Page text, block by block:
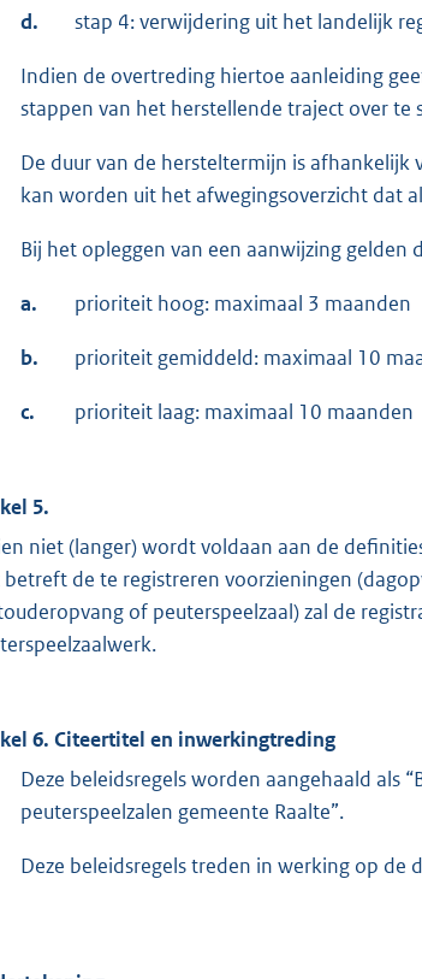
d. stap 4: verwijdering uit het landelijk
Indien de overtreding hiertoe aanleiding
stappen van het herstellende traject over te
De duur van de hersteltermijn is
kan worden uit het afwegingsoverzicht dat
Bij het opleggen van een aanwijzing gelden
a. prioriteit hoog: maximaal 3 maanden
b. prioriteit gemiddeld: maximaal 10
c. prioriteit laag: maximaal 10 maanden
5.
niet (langer) wordt voldaan aan de
de te registreren voorzieningen
of peuterspeelzaal) zal de
6. Citeertitel en inwerkingtreding
Deze beleidsregels worden aangehaald als
peuterspeelzalen gemeente Raalte”.
Deze beleidsregels treden in werking op de